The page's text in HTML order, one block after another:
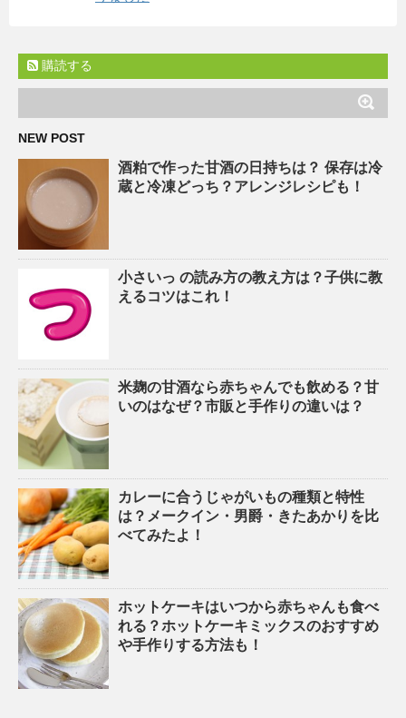
購読する
NEW POST
酒粕で作った甘酒の日持ちは？ 保存は冷
蔵と冷凍どっち？アレンジレシピも！
小さいっ の読み方の教え方は？子供に教
えるコツはこれ！
米麹の甘酒なら赤ちゃんでも飲める？甘
いのはなぜ？市販と手作りの違いは？
カレーに合うじゃがいもの種類と特性
は？メークイン・男爵・きたあかりを比
べてみたよ！
ホットケーキはいつから赤ちゃんも食べ
れる？ホットケーキミックスのおすすめ
や手作りする方法も！